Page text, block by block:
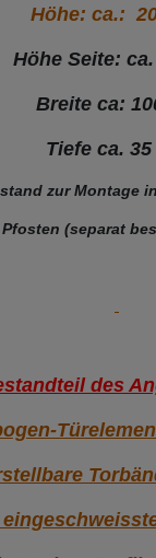
Höhe: ca.:
Höhe Seite:
Breite ca:
Tiefe ca.
zur Montage
(separat
des